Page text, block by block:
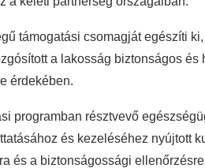
támogatási csomagját egészíti
a lakosság biztonságos
érdekében.
programban résztvevő
és kezeléséhez nyújtott
és a biztonságossági